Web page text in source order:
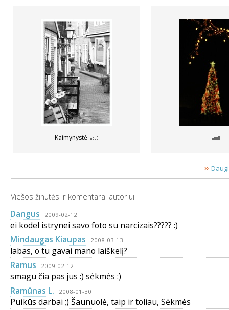
Kaimynystė
»
Viešos žinutės ir komentarai autoriui
Dangus 2009-02-12
ei kodel istrynei savo foto su narcizais????? :)
Mindaugas Kiaupas
2008-03-13
labas, o tu gavai mano laiškelį?
Ramus
2009-02-12
smagu čia pas jus :) sėkmės :)
Ramūnas L.
2008-01-30
Puikūs darbai ;) Šaunuolė, taip ir toliau, Sėkmės